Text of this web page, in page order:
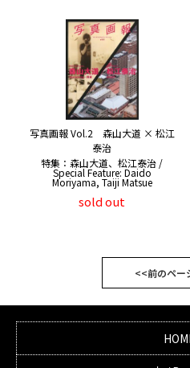
写真画報 Vol.2 森山大道 × 松江
泰治
特集：森山大道、松江泰治 /
Special Feature: Daido
Moriyama, Taiji Matsue
sold out
<<前のペー